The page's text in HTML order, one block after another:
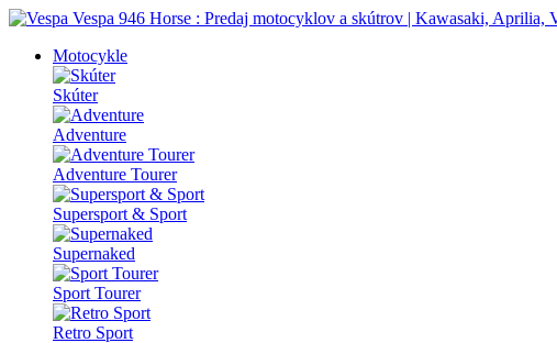
Motocykle
Skúter
Adventure
Adventure Tourer
Supersport & Sport
Supernaked
Sport Tourer
Retro Sport